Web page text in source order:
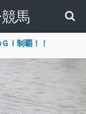
馬
Ｉ制覇！！